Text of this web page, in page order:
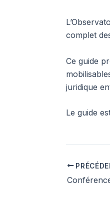
complet
Ce guide
juridique
Le guide